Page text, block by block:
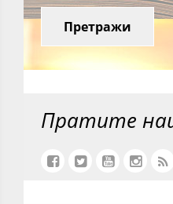
Претражи
Пратите